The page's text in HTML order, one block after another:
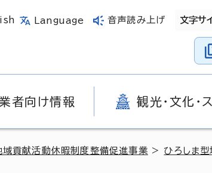
Language 音声読み上げ 文字サ
者向け情報 観光・文化・
域貢献活動休暇制度整備促進事業 >ひろしま